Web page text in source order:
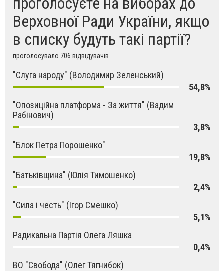
Верховної Ради України, якщо
в списку будуть такі партії?
проголосувало 706 відвідувачів
"Слуга народу" (Володимир Зеленський)
54,8%
"Опозиційна платформа - За життя" (Вадим
Рабінович)
3,8%
"Блок Петра Порошенко"
19,8%
"Батьківщина" (Юлія Тимошенко)
2,4%
"Сила і честь" (Ігор Смешко)
5,1%
Радикальна Партія Олега Ляшка
0,4%
ВО "Свобода" (Олег Тягнибок)